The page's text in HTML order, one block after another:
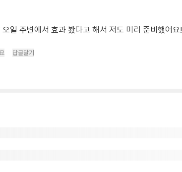
일 주변에서 효과 봤다고 해서 저도 미리 준비했어요!
답글달기